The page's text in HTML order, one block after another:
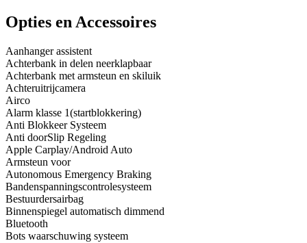
Opties en Accessoires
Aanhanger assistent
Achterbank in delen neerklapbaar
Achterbank met armsteun en skiluik
Achteruitrijcamera
Airco
Alarm klasse 1(startblokkering)
Anti Blokkeer Systeem
Anti doorSlip Regeling
Apple Carplay/Android Auto
Armsteun voor
Autonomous Emergency Braking
Bandenspanningscontrolesysteem
Bestuurdersairbag
Binnenspiegel automatisch dimmend
Bluetooth
Bots waarschuwing systeem